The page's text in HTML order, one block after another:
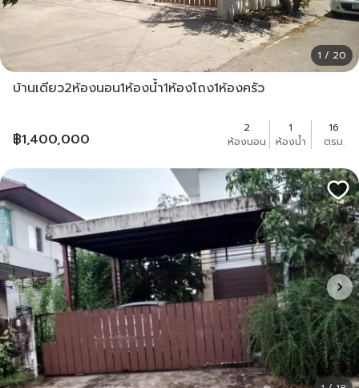
1 / 20
บ้านเดียว2ห้องนอน1ห้องน้ำ1ห้องโถง1ห้องครัว
฿1,400,000
2
ห้องนอน
1
ห้องน้ำ
16
ตรม.